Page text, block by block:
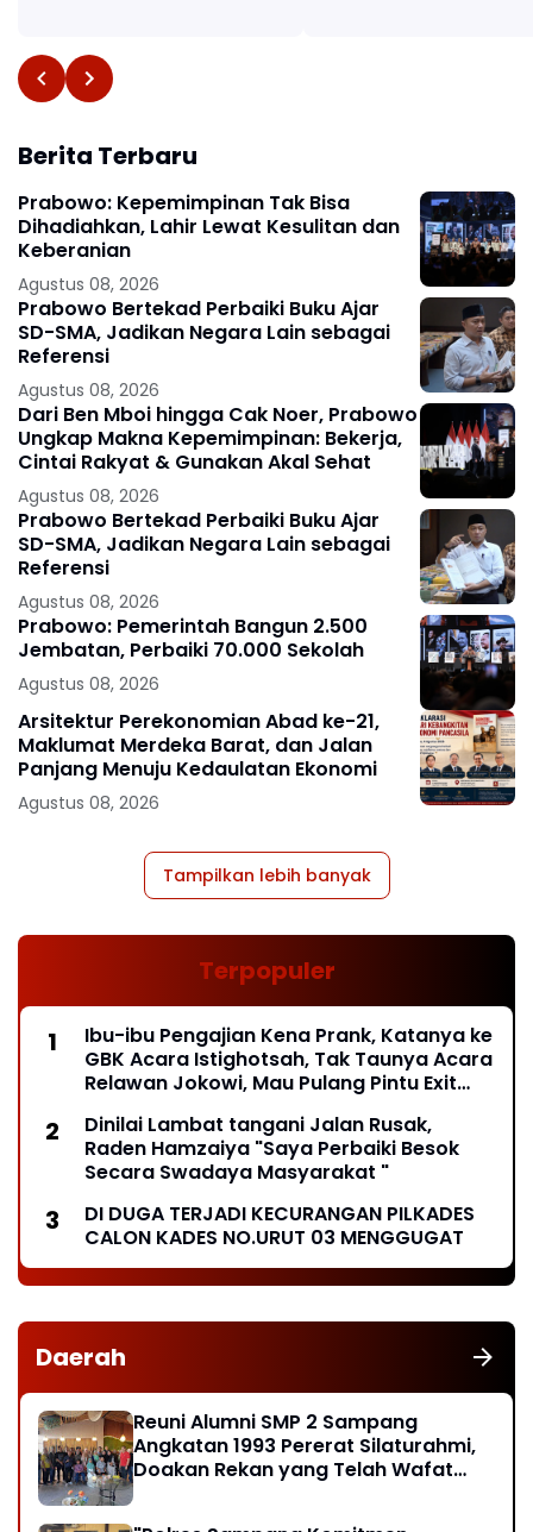
Berita Terbaru
Prabowo: Kepemimpinan Tak Bisa
Dihadiahkan, Lahir Lewat Kesulitan dan
Keberanian
Agustus 08, 2026
Prabowo Bertekad Perbaiki Buku Ajar
SD-SMA, Jadikan Negara Lain sebagai
Referensi
Agustus 08, 2026
Dari Ben Mboi hingga Cak Noer, Prabowo
Ungkap Makna Kepemimpinan: Bekerja,
Cintai Rakyat & Gunakan Akal Sehat
Agustus 08, 2026
Prabowo Bertekad Perbaiki Buku Ajar
SD-SMA, Jadikan Negara Lain sebagai
Referensi
Agustus 08, 2026
Prabowo: Pemerintah Bangun 2.500
Jembatan, Perbaiki 70.000 Sekolah
Agustus 08, 2026
Arsitektur Perekonomian Abad ke-21,
Maklumat Merdeka Barat, dan Jalan
Panjang Menuju Kedaulatan Ekonomi
Agustus 08, 2026
Tampilkan lebih banyak
Terpopuler
Ibu-ibu Pengajian Kena Prank, Katanya ke
GBK Acara Istighotsah, Tak Taunya Acara
Relawan Jokowi, Mau Pulang Pintu Exit
Dinilai Lambat tangani Jalan Rusak,
Raden Hamzaiya "Saya Perbaiki Besok
Secara Swadaya Masyarakat "
DI DUGA TERJADI KECURANGAN PILKADES
CALON KADES NO.URUT 03 MENGGUGAT
Daerah
Reuni Alumni SMP 2 Sampang
Angkatan 1993 Pererat Silaturahmi,
Doakan Rekan yang Telah Wafat